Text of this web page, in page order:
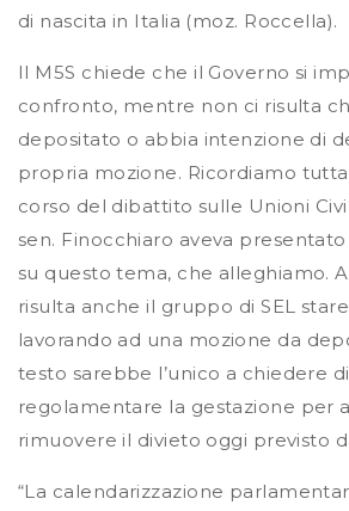
di nascita in Italia (moz. Roccella).
Il M5S chiede che il Governo si
confronto, mentre non ci risulta
depositato o abbia intenzione di
propria mozione. Ricordiamo
corso del dibattito sulle Unioni
sen. Finocchiaro aveva
su questo tema, che alleghiamo.
risulta anche il gruppo di SEL
lavorando ad una mozione da
testo sarebbe l’unico a chiedere di
regolamentare la gestazione per
rimuovere il divieto oggi previsto
“La calendarizzazione